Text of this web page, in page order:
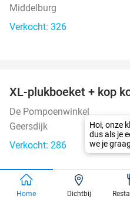
Middelburg
Verkocht: 326
XL-plukboeket + kop
De Pompoenwinkel
Geersdijk
Verkocht: 286
Home Dichtbij